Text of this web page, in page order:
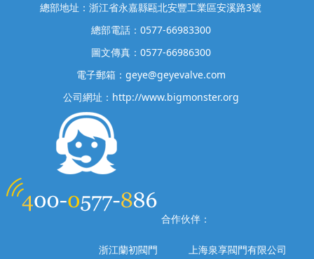
總部地址：浙江省永嘉縣甌北安豐工業區安溪路3號
總部電話：0577-66983300
圖文傳真：0577-66986300
電子郵箱：geye@geyevalve.com
公司網址：http://www.bigmonster.org
合作伙伴：
浙江蘭初閥門
上海泉享閥門有限公司